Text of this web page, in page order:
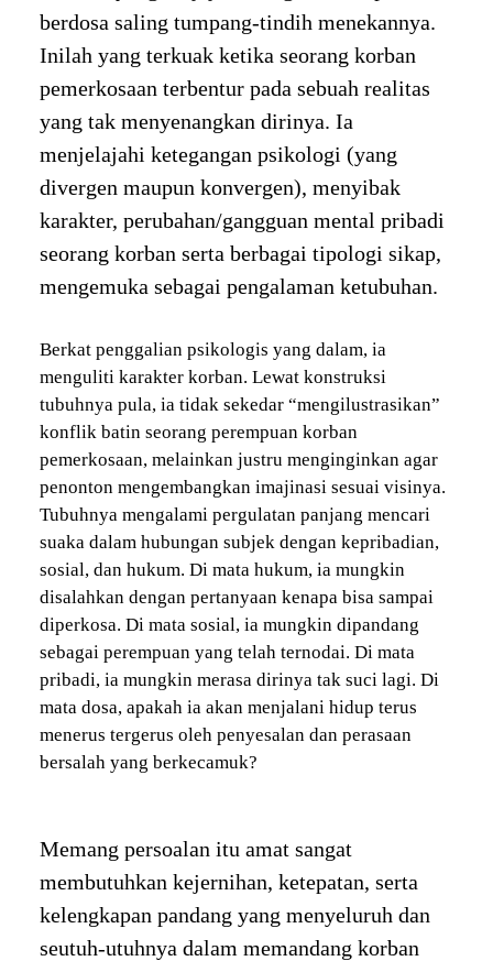
berdosa saling tumpang-tindih menekannya.
Inilah yang terkuak ketika seorang korban
pemerkosaan terbentur pada sebuah realitas
yang tak menyenangkan dirinya. Ia
menjelajahi ketegangan psikologi (yang
divergen maupun konvergen), menyibak
karakter, perubahan/gangguan mental pribadi
seorang korban serta berbagai tipologi sikap,
mengemuka sebagai pengalaman ketubuhan.
Berkat penggalian psikologis yang dalam, ia
menguliti karakter korban. Lewat konstruksi
tubuhnya pula, ia tidak sekedar “mengilustrasikan”
konflik batin seorang perempuan korban
pemerkosaan, melainkan justru menginginkan agar
penonton mengembangkan imajinasi sesuai visinya.
Tubuhnya mengalami pergulatan panjang mencari
suaka dalam hubungan subjek dengan kepribadian,
sosial, dan hukum. Di mata hukum, ia mungkin
disalahkan dengan pertanyaan kenapa bisa sampai
diperkosa. Di mata sosial, ia mungkin dipandang
sebagai perempuan yang telah ternodai. Di mata
pribadi, ia mungkin merasa dirinya tak suci lagi. Di
mata dosa, apakah ia akan menjalani hidup terus
menerus tergerus oleh penyesalan dan perasaan
bersalah yang berkecamuk?
Memang persoalan itu amat sangat
membutuhkan kejernihan, ketepatan, serta
kelengkapan pandang yang menyeluruh dan
seutuh-utuhnya dalam memandang korban